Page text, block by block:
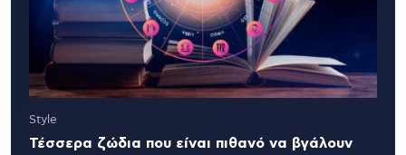
Style
Τέσσερα ζώδια που είναι πιθανό να βγάλουν